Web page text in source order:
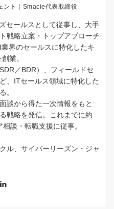
ント｜Smacie代表取締役
セールスとして従事し、大手
戦略立案・トップアプローチ
界のセールスに特化したキ
業。
／BDR）、フィールドセ
、ITセールス領域に特化した
。
談から得た一次情報をもと
戦略を発信。これまでに約
談・転職支援に従事。
ル、サイバーリーズン・ジャ